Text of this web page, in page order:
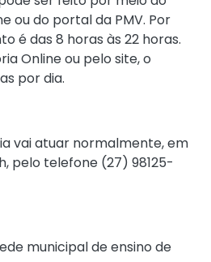
ou do portal da PMV. Por
é das 8 horas às 22 horas.
Online ou pelo site, o
por dia.
vai atuar normalmente, em
pelo telefone (27) 98125-
municipal de ensino de